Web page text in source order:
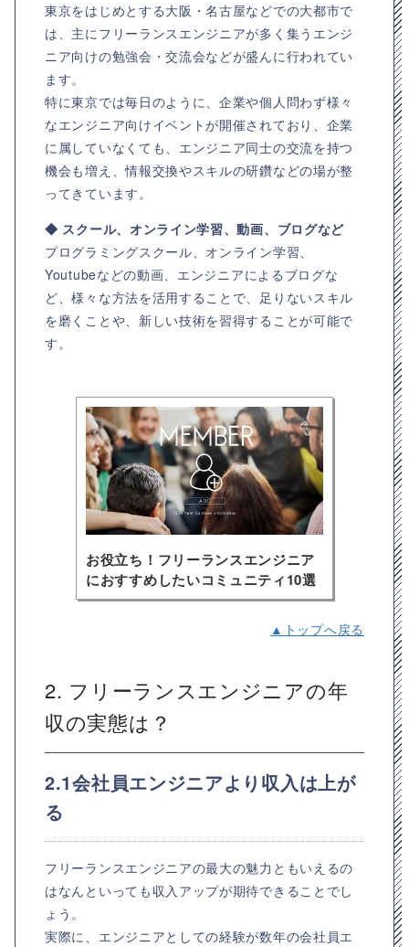
東京をはじめとする大阪・名古屋などでの大都市で
は、主にフリーランスエンジニアが多く集うエンジ
ニア向けの勉強会・交流会などが盛んに行われてい
ます。
特に東京では毎日のように、企業や個人問わず様々
なエンジニア向けイベントが開催されており、企業
に属していなくても、エンジニア同士の交流を持つ
機会も増え、情報交換やスキルの研鑽などの場が整
ってきています。
◆ スクール、オンライン学習、動画、ブログなど
プログラミングスクール、オンライン学習、
Youtubeなどの動画、エンジニアによるブログな
ど、様々な方法を活用することで、足りないスキル
を磨くことや、新しい技術を習得することが可能で
す。
お役立ち！フリーランスエンジニア
におすすめしたいコミュニティ10選
▲トップへ戻る
2. フリーランスエンジニアの年
収の実態は？
2.1会社員エンジニアより収入は上が
る
フリーランスエンジニアの最大の魅力ともいえるの
はなんといっても収入アップが期待できることでし
ょう。
実際に、エンジニアとしての経験が数年の会社員エ